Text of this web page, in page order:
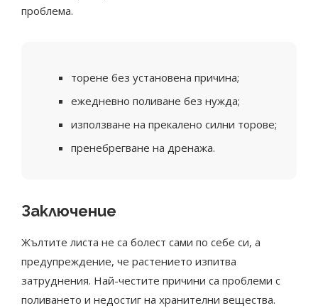
проблема.
торене без установена причина;
ежедневно поливане без нужда;
използване на прекалено силни торове;
пренебрегване на дренажа.
Заключение
Жълтите листа не са болест сами по себе си, а
предупреждение, че растението изпитва
затруднения. Най-честите причини са проблеми с
поливането и недостиг на хранителни вещества.